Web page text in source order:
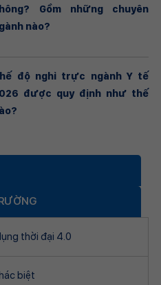
Gồm những chuyên
nào?
độ nghỉ trực ngành Y tế
được quy định như thế
thời đại 4.0
biệt